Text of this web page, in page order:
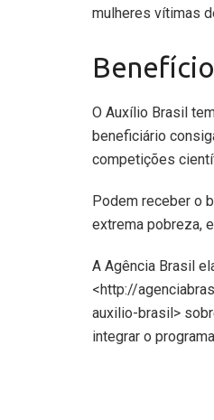
mulheres vítimas
O Auxílio Brasil
beneficiário
competições
Podem receber o
extrema pobreza,
A Agência Brasil
<http://
auxilio-brasil>
integrar o